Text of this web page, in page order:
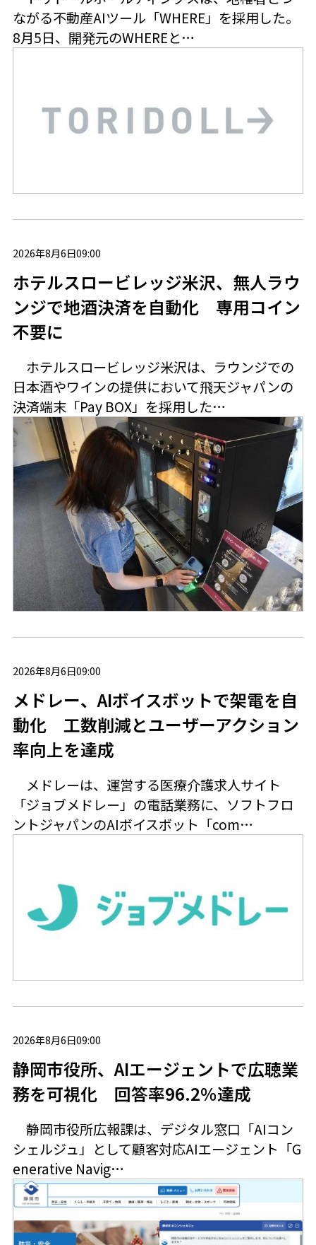
ながる不動産AIツール「WHERE」を採用した。
8月5日、開発元のWHEREと…
2026年8月6日09:00
ホテルスロービレッジ米沢、無人ラウ
ンジで地酒決済を自動化 専用コイン
不要に
ホテルスロービレッジ米沢は、ラウンジでの
日本酒やワインの提供において飛天ジャパンの
決済端末「Pay BOX」を採用した…
2026年8月6日09:00
メドレー、AIボイスボットで架電を自
動化 工数削減とユーザーアクション
率向上を達成
メドレーは、運営する医療介護求人サイト
「ジョブメドレー」の電話業務に、ソフトフロ
ントジャパンのAIボイスボット「com…
2026年8月6日09:00
静岡市役所、AIエージェントで広聴業
務を可視化 回答率96.2％達成
静岡市役所広報課は、デジタル窓口「AIコン
シェルジュ」として顧客対応AIエージェント「G
enerative Navig…